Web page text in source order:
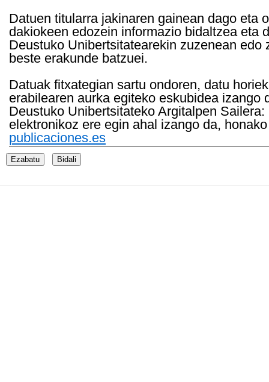
Datuen titularra jakinaren gainean dago eta
dakiokeen edozein informazio bidaltzea eta
Deustuko Unibertsitatearekin zuzenean
beste erakunde batzuei.
Datuak fitxategian sartu ondoren, datu
erabilearen aurka egiteko eskubidea
Deustuko Unibertsitateko Argitalpen
elektronikoz ere egin ahal izango da,
publicaciones.es
Ezabatu Bidali